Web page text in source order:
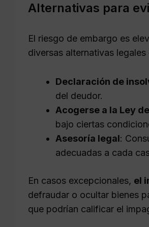
Alternativas para
El riesgo de embargo es
diversas alternativas
Declaración de
del deudor.
Acogerse a la Ley
bajo ciertas
Asesoría legal:
adecuadas a cada
En casos excepcionales, el
defraudar o ocultar bienes
que podrían calificar el